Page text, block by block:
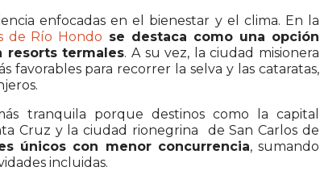
enfocadas en el bienestar y el clima. En la
de Río Hondo se destaca como una opción
resorts termales. A su vez, la ciudad misionera
favorables para recorrer la selva y las cataratas,
tranquila porque destinos como la capital
Cruz y la ciudad rionegrina de San Carlos de
únicos con menor concurrencia, sumando
incluidas.